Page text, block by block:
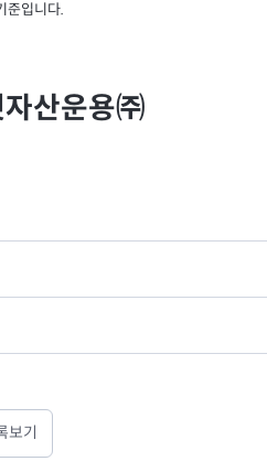
준입니다.
산운용㈜
보기